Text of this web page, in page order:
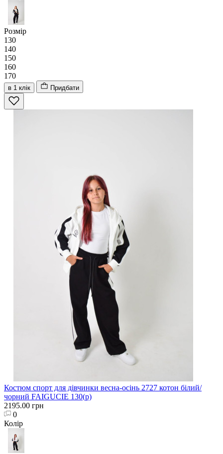
Розмір
130
140
150
160
170
в 1 клік Придбати
Костюм спорт для дівчинки весна-осінь 2727 котон білий/
чорний FAIGUCIE 130(р)
2195.00 грн
0
Колір